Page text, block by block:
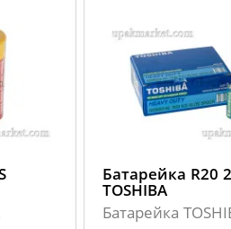
Батарейка R20
TOSHIBA
Батарейка